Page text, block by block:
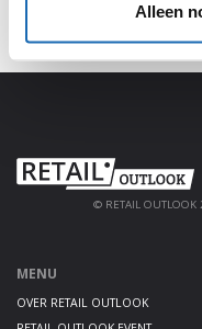
Alleen
© RETAIL OUTLOOK
MENU
OVER RETAIL OUTLOOK